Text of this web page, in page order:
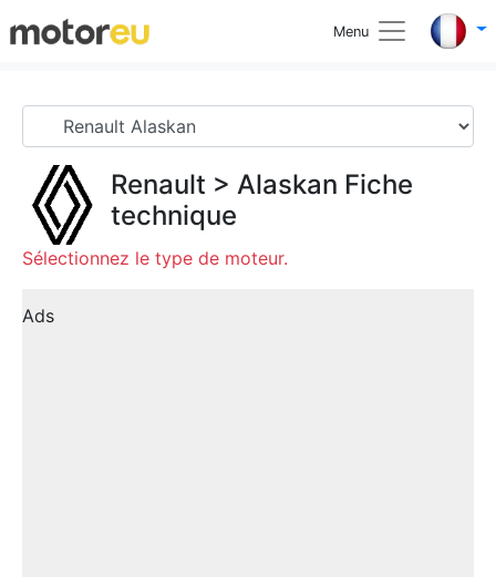
Menu
Renault > Alaskan Fiche
technique
Sélectionnez le type de moteur.
Ads